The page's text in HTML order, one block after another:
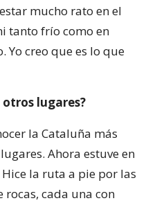
mucho rato en el
tanto frío como en
Yo creo que es lo que
lugares?
la Cataluña más
Ahora estuve en
Hice la ruta a pie por las
rocas, cada una con